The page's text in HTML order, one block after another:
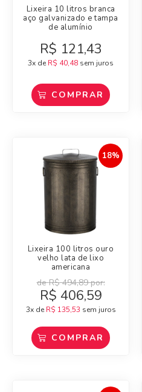
Lixeira 10 litros branca
aço galvanizado e tampa
de alumínio
R$ 121,43
3x de R$ 40,48 sem juros
COMPRAR
18%
Lixeira 100 litros ouro
velho lata de lixo
americana
deR$494,89por:
R$ 406,59
3x de R$ 135,53 sem juros
COMPRAR